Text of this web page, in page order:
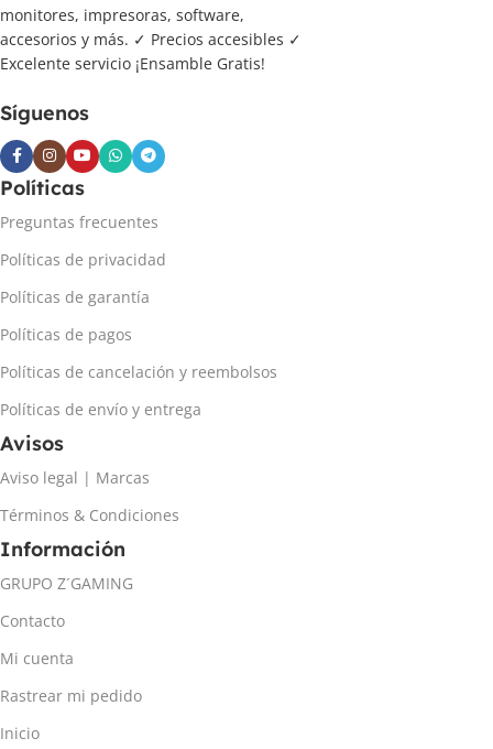
monitores, impresoras, software,
accesorios y más. ✓ Precios accesibles ✓
Excelente servicio ¡Ensamble Gratis!
Síguenos
Políticas
Preguntas frecuentes
Políticas de privacidad
Políticas de garantía
Políticas de pagos
Políticas de cancelación y reembolsos
Políticas de envío y entrega
Avisos
Aviso legal | Marcas
Términos & Condiciones
Información
GRUPO Z´GAMING
Contacto
Mi cuenta
Rastrear mi pedido
Inicio